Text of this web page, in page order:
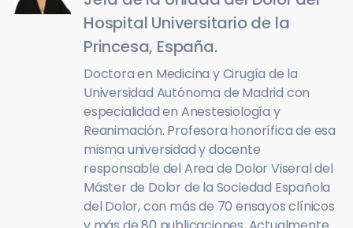
Hospital Universitario de la
Princesa, España.
Doctora en Medicina y Cirugía de la
Universidad Autónoma de Madrid con
especialidad en Anestesiología y
Reanimación. Profesora honorífica de esa
misma universidad y docente
responsable del Area de Dolor Viseral del
Máster de Dolor de la Sociedad Española
del Dolor, con más de 70 ensayos clínicos